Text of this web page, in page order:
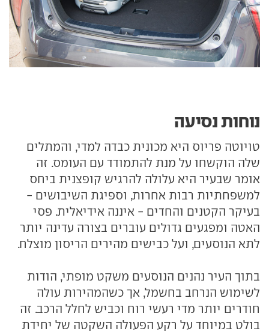
נוחות נסיעה
טויוטה פריוס היא מכונית כבדה למדי, והמתלים
שלה הוקשחו על מנת להתמודד עם העומס. זה
אומר שבעיר היא עלולה להרגיש קופצנית ביחס
למשפחתיות רבות אחרות, וספיגת השיבושים -
בעיקר הקטנים והחדים - איננה אידיאלית. פסי
האטה ומפגעים גדולים עוברים בצורה עדינה יותר
לתא הנוסעים, ועל כבישים מהירים הריסון מוצלח.
בתוך העיר נהנים הנוסעים משקט מופתי, הודות
לשימוש הנרחב בחשמל, אך כשהמהירות עולה
חודרים יותר מדי רעשי רוח וכביש לחלל הרכב. זה
בולט במיוחד על רקע הפעולה השקטה של יחידת